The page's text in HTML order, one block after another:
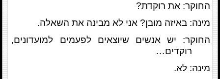
החוקר: את רוקדת?
מינה: באיזה מובן? אני לא מבינה את השאלה.
החוקר: יש אנשים שיוצאים לפעמים למועדונים,
רוקדים…
מינה: לא.